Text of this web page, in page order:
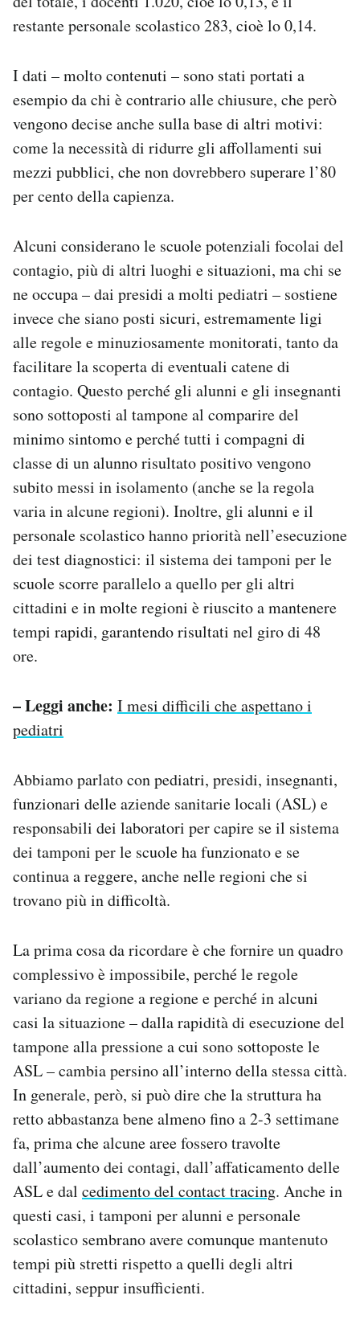
restante personale scolastico 283, cioè lo 0,14.
I dati – molto contenuti – sono stati portati a
esempio da chi è contrario alle chiusure, che però
vengono decise anche sulla base di altri motivi:
come la necessità di ridurre gli affollamenti sui
mezzi pubblici, che non dovrebbero superare l’80
per cento della capienza.
Alcuni considerano le scuole potenziali focolai del
contagio, più di altri luoghi e situazioni, ma chi se
ne occupa – dai presidi a molti pediatri – sostiene
invece che siano posti sicuri, estremamente ligi
alle regole e minuziosamente monitorati, tanto da
facilitare la scoperta di eventuali catene di
contagio. Questo perché gli alunni e gli insegnanti
sono sottoposti al tampone al comparire del
minimo sintomo e perché tutti i compagni di
classe di un alunno risultato positivo vengono
subito messi in isolamento (anche se la regola
varia in alcune regioni). Inoltre, gli alunni e il
personale scolastico hanno priorità nell’esecuzione
dei test diagnostici: il sistema dei tamponi per le
scuole scorre parallelo a quello per gli altri
cittadini e in molte regioni è riuscito a mantenere
tempi rapidi, garantendo risultati nel giro di 48
ore.
– Leggi anche: I mesi difficili che aspettano i
pediatri
Abbiamo parlato con pediatri, presidi, insegnanti,
funzionari delle aziende sanitarie locali (ASL) e
responsabili dei laboratori per capire se il sistema
dei tamponi per le scuole ha funzionato e se
continua a reggere, anche nelle regioni che si
trovano più in difficoltà.
La prima cosa da ricordare è che fornire un quadro
complessivo è impossibile, perché le regole
variano da regione a regione e perché in alcuni
casi la situazione – dalla rapidità di esecuzione del
tampone alla pressione a cui sono sottoposte le
ASL – cambia persino all’interno della stessa città.
In generale, però, si può dire che la struttura ha
retto abbastanza bene almeno fino a 2-3 settimane
fa, prima che alcune aree fossero travolte
dall’aumento dei contagi, dall’affaticamento delle
ASL e dal cedimento del contact tracing. Anche in
questi casi, i tamponi per alunni e personale
scolastico sembrano avere comunque mantenuto
tempi più stretti rispetto a quelli degli altri
cittadini, seppur insufficienti.